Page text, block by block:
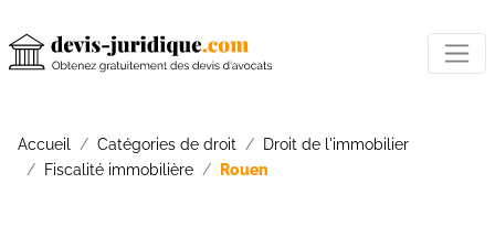
Accueil Catégories de droit
Droit de l'immobilier
Fiscalité immobilière
Rouen